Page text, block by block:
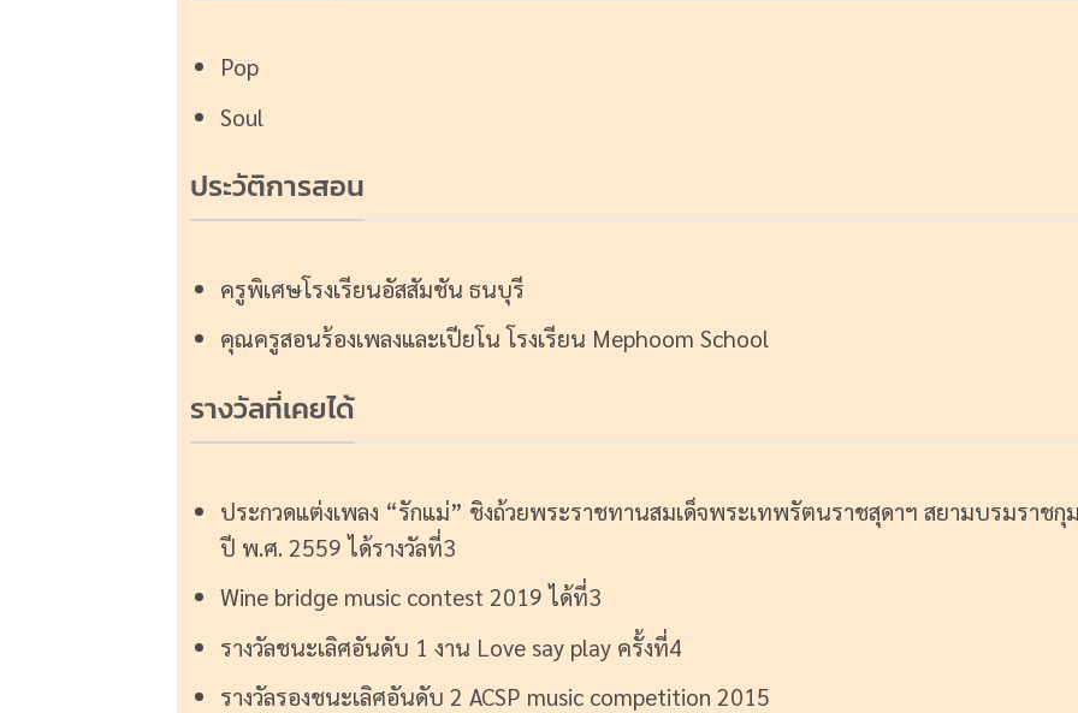
Pop
Soul
ประวัติการสอน
ครูพิเศษโรงเรียนอัสสัมชัน ธนบุรี
คุณครูสอนร้องเพลงและเปียโน โรงเรียน Mephoom School
รางวัลที่เคยได้
ประกวดแต่งเพลง “รักแม่” ชิงถ้วยพระราชทานสมเด็จพระเทพรัตนราชสุดาฯ สยามบรมราชกุ
ปี พ.ศ. 2559 ได้รางวัลที่3
Wine bridge music contest 2019 ได้ที่3
รางวัลชนะเลิศอันดับ 1 งาน Love say play ครั้งที่4
รางวัลรองชนะเลิศอันดับ 2 ACSP music competition 2015